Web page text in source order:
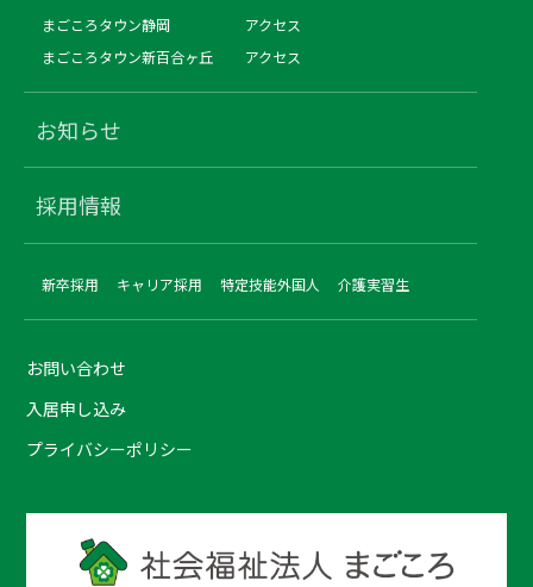
まごころタウン静岡
アクセス
まごころタウン新百合ヶ丘
アクセス
お知らせ
採用情報
新卒採用 キャリア採用 特定技能外国人 介護実習生
お問い合わせ
入居申し込み
プライバシーポリシー